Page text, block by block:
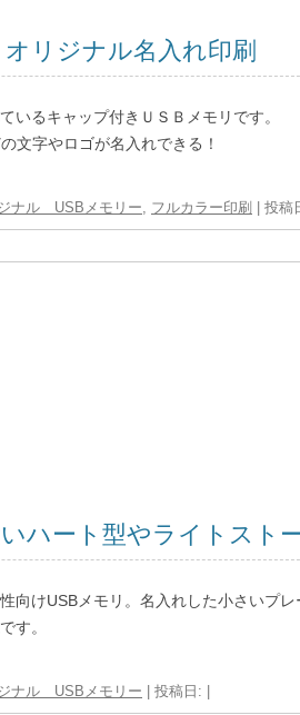
リジナル名入れ印刷
いるキャップ付きＵＳＢメモリです。
文字やロゴが名入れできる！
ナル USBメモリー フルカラー印刷 | 投稿
ハート型やライトスト
向けUSBメモリ。名入れした小さいプレ
す。
ナル USBメモリー | 投稿日: